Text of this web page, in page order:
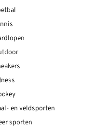
en veldsporten
sporten